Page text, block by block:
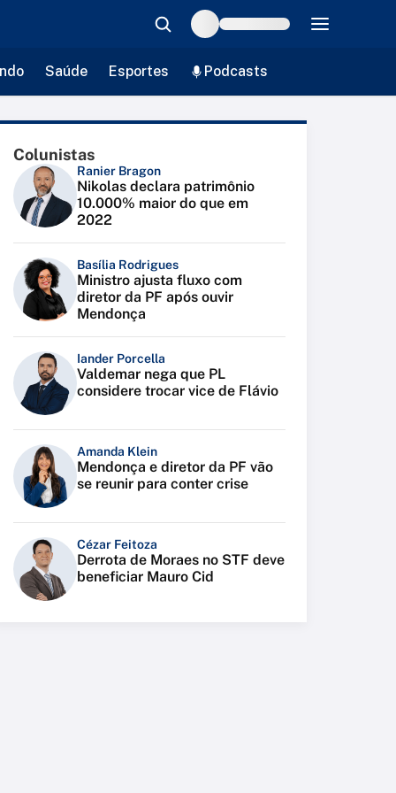
Saúde Esportes Podcasts
Colunistas
Ranier Bragon
Nikolas declara patrimônio
10.000% maior do que em
2022
Basília Rodrigues
Ministro ajusta fluxo com
diretor da PF após ouvir
Mendonça
Iander Porcella
Valdemar nega que PL
considere trocar vice de Flávio
Amanda Klein
Mendonça e diretor da PF vão
se reunir para conter crise
Cézar Feitoza
Derrota de Moraes no STF deve
beneficiar Mauro Cid